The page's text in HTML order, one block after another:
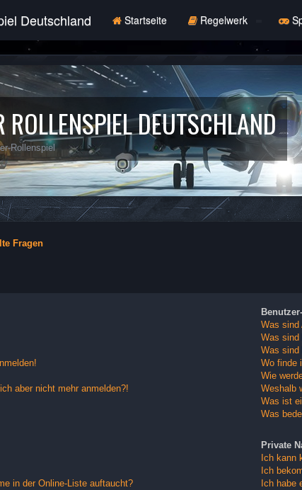
Deutschland Startseite Regelwerk
DEUTSCHLAND
Rollenspiel
Fragen
aber nicht mehr anmelden?!
in der Online-Liste auftaucht?
Was sind
Was sind
Was sind
Wo finde
Wie
Weshalb
Was ist
Was
Private
Ich kann
Ich
Ich habe